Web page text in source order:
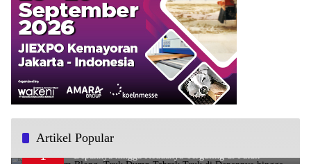
Artikel Popular
1
Diduga Rem Blong, Truk Dump Tabrak Truk di
Depannya hingga Keduanya Terguling di Patuk